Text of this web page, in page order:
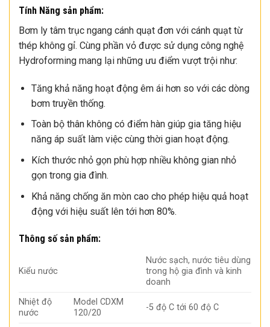
Tính Năng sản phẩm:
Bơm ly tâm trục ngang cánh quạt đơn với cánh quạt từ
thép không gỉ. Cùng phần vỏ được sử dụng công nghệ
Hydroforming mang lại những ưu điểm vượt trội như:
Tăng khả năng hoạt động êm ái hơn so với các dòng
bơm truyền thống.
Toàn bộ thân không có điểm hàn giúp gia tăng hiệu
năng áp suất làm việc cùng thời gian hoạt động.
Kích thước nhỏ gọn phù hợp nhiều không gian nhỏ
gọn trong gia đình.
Khả năng chống ăn mòn cao cho phép hiệu quả hoạt
động với hiệu suất lên tới hơn 80%.
Thông số sản phẩm:
Kiểu nước
Nước sạch, nước tiêu dùng
trong hộ gia đình và kinh
doanh
Nhiệt độ
nước
Model CDXM
120/20
-5 độ C tới 60 độ C